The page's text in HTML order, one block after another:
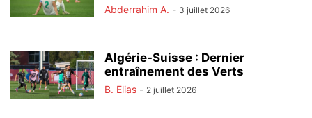
Abderrahim A. - 3 juillet 2026
Algérie-Suisse : Dernier
entraînement des Verts
B. Elias - 2 juillet 2026